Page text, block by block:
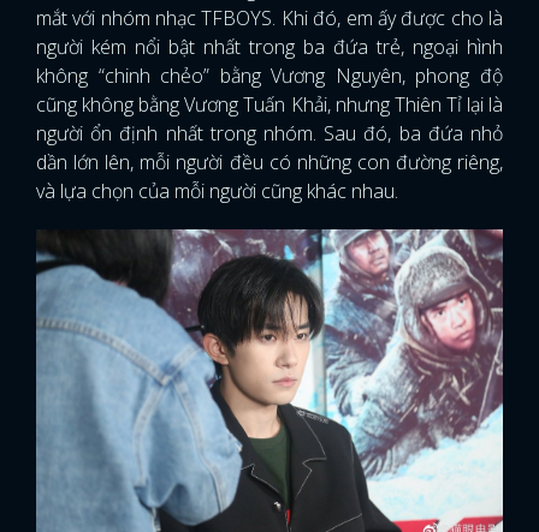
mắt với nhóm nhạc TFBOYS. Khi đó, em ấy được cho là
người kém nổi bật nhất trong ba đứa trẻ, ngoại hình
không “chinh chẻo” bằng Vương Nguyên, phong độ
cũng không bằng Vương Tuấn Khải, nhưng Thiên Tỉ lại là
người ổn định nhất trong nhóm. Sau đó, ba đứa nhỏ
dần lớn lên, mỗi người đều có những con đường riêng,
và lựa chọn của mỗi người cũng khác nhau.